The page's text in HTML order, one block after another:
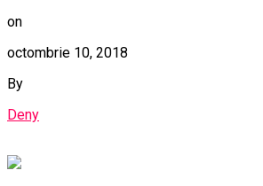
on
octombrie 10, 2018
By
Deny